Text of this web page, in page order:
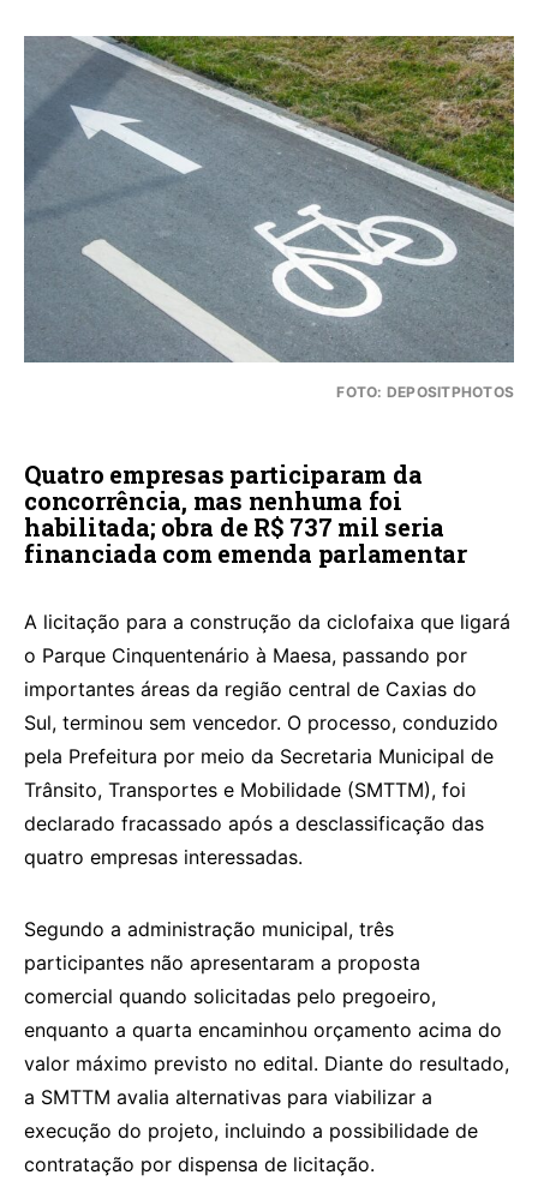
FOTO: DEPOSITPHOTOS
Quatro empresas participaram da
concorrência, mas nenhuma foi
habilitada; obra de R$ 737 mil seria
financiada com emenda parlamentar
A licitação para a construção da ciclofaixa que ligará
o Parque Cinquentenário à Maesa, passando por
importantes áreas da região central de Caxias do
Sul, terminou sem vencedor. O processo, conduzido
pela Prefeitura por meio da Secretaria Municipal de
Trânsito, Transportes e Mobilidade (SMTTM), foi
declarado fracassado após a desclassificação das
quatro empresas interessadas.
Segundo a administração municipal, três
participantes não apresentaram a proposta
comercial quando solicitadas pelo pregoeiro,
enquanto a quarta encaminhou orçamento acima do
valor máximo previsto no edital. Diante do resultado,
a SMTTM avalia alternativas para viabilizar a
execução do projeto, incluindo a possibilidade de
contratação por dispensa de licitação.